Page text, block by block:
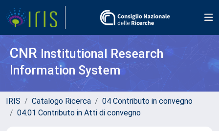
CNR Institutional Research
Information System
IRIS Catalogo Ricerca
04 Contributo in convegno
04.01 Contributo in Atti di convegno